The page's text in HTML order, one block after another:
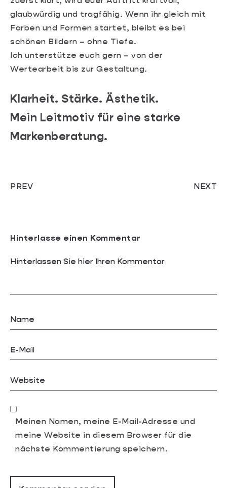
glaubwürdig und tragfähig. Wenn ihr gleich mit
Farben und Formen startet, bleibt es bei
schönen Bildern – ohne Tiefe.
Ich unterstütze euch gern – von der
Wertearbeit bis zur Gestaltung.
Klarheit. Stärke. Ästhetik.
Mein Leitmotiv für eine starke
Markenberatung.
PREV NEXT
Hinterlasse einen Kommentar
Meinen Namen, meine E-Mail-Adresse und
meine Website in diesem Browser für die
nächste Kommentierung speichern.